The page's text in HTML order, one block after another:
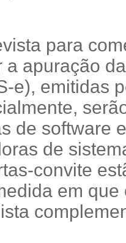
para
a apuração
e), emitidas
de software
de
convite
em